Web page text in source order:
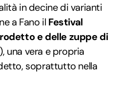
in decine di varianti
a Fano il Festival
e delle zuppe di
una vera e propria
soprattutto nella